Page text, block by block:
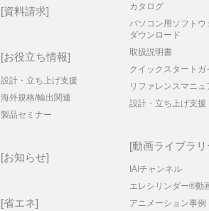
資料請求
お役立ち情報
設計・立ち上げ支援
海外規格/輸出関連
製品セミナー
お知らせ
省エネ
カタログ
パソコン用ソフトウ
ダウンロード
取扱説明書
クイックスタートガ
リファレンスマニュ
設計・立ち上げ支援
動画ライブラリ
IAIチャンネル
エレシリンダー®動
アニメーション事例